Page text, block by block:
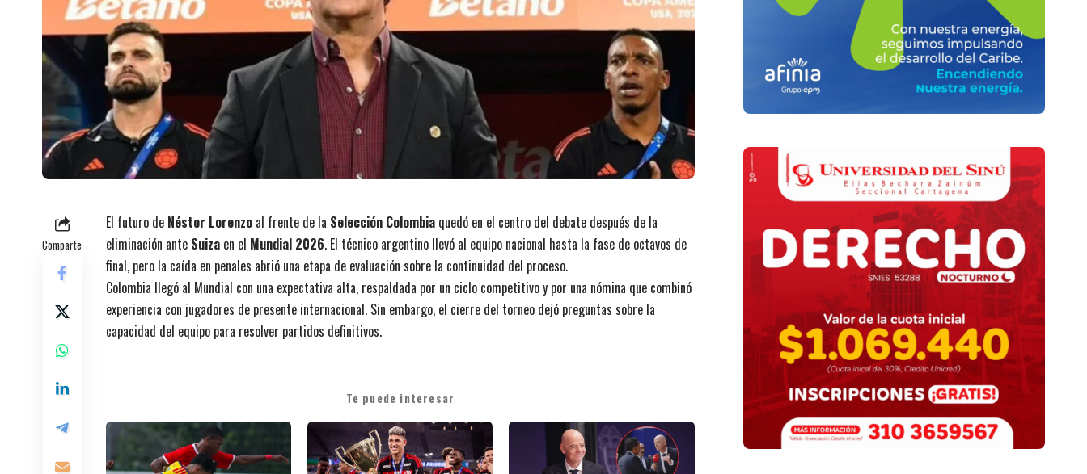
Comparte
El futuro de Néstor Lorenzo al frente de la Selección Colombia quedó en el centro del debate después de la
eliminación ante Suiza en el Mundial 2026. El técnico argentino llevó al equipo nacional hasta la fase de octavos de
final, pero la caída en penales abrió una etapa de evaluación sobre la continuidad del proceso.
Colombia llegó al Mundial con una expectativa alta, respaldada por un ciclo competitivo y por una nómina que combinó
experiencia con jugadores de presente internacional. Sin embargo, el cierre del torneo dejó preguntas sobre la
capacidad del equipo para resolver partidos definitivos.
Te puede interesar